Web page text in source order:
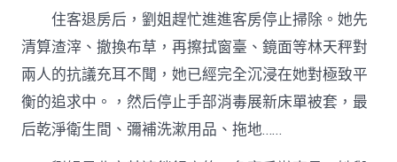
“隱
形
休
息
者”
撐
守
護
住客退房后，劉姐趕忙進進客房停止掃除。她先
清算渣滓、撤換布草，再擦拭窗臺、鏡面等林天秤對
兩人的抗議充耳不聞，她已經完全沉浸在她對極致平
衡的追求中。，然后停止手部消毒展新床單被套，最
后乾淨衛生間、彌補洗漱用品、拖地……